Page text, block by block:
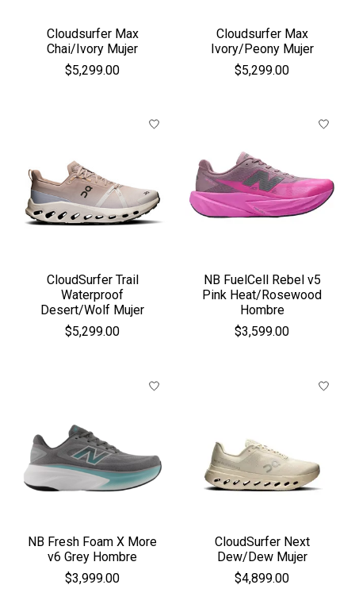
Cloudsurfer Max
Chai/Ivory Mujer
$5,299.00
Cloudsurfer Max
Ivory/Peony Mujer
$5,299.00
CloudSurfer Trail
Waterproof
Desert/Wolf Mujer
$5,299.00
NB FuelCell Rebel v5
Pink Heat/Rosewood
Hombre
$3,599.00
NB Fresh Foam X More
v6 Grey Hombre
$3,999.00
CloudSurfer Next
Dew/Dew Mujer
$4,899.00